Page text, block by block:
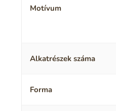
Motívum
Alkatrészek száma
Forma